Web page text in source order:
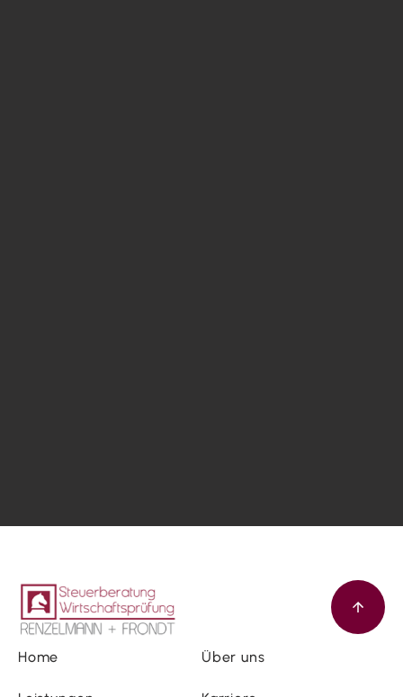
Home Über uns